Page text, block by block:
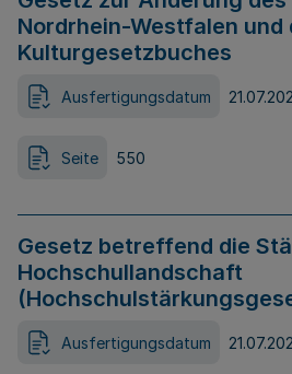
Nordrhein-Westfalen und
Kulturgesetzbuches
Ausfertigungsdatum
Seite 550
Gesetz betreffend die
Hochschullandschaft
Ausfertigungsdatum